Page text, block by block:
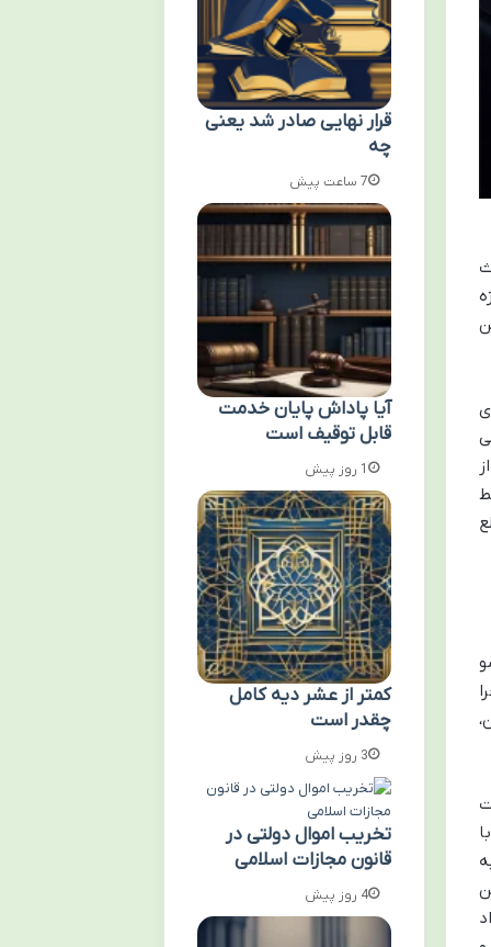
قرار نهایی صادر شد یعنی
چه
7 ساعت پیش
آیا پاداش پایان خدمت
قابل توقیف است
1 روز پیش
کمتر از عشر دیه کامل
چقدر است
3 روز پیش
تخریب اموال دولتی در
قانون مجازات اسلامی
4 روز پیش